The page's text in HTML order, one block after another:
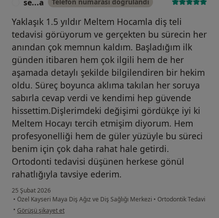
se...a
Yaklaşık 1.5 yıldır Meltem Hocamla diş teli
tedavisi görüyorum ve gerçekten bu sürecin her
anından çok memnun kaldım. Başladığım ilk
günden itibaren hem çok ilgili hem de her
aşamada detaylı şekilde bilgilendiren bir hekim
oldu. Süreç boyunca aklıma takılan her soruya
sabırla cevap verdi ve kendimi hep güvende
hissettim.Dişlerimdeki değişimi gördükçe iyi ki
Meltem Hocayı tercih etmişim diyorum. Hem
profesyonelliği hem de güler yüzüyle bu süreci
benim için çok daha rahat hale getirdi.
Ortodonti tedavisi düşünen herkese gönül
rahatlığıyla tavsiye ederim.
25 Şubat 2026
• Özel Kayseri Maya Diş Ağız ve Diş Sağlığı Merkezi • Ortodontik Tedavi
• kullanıcının görüşüne göre se...a
Görüşü şikayet et